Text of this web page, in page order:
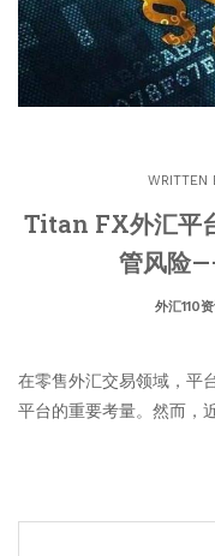
WRITTEN
Titan FX外汇平
管风险
外汇110
在零售外汇交易领域，平
平台的重要考量。然而，